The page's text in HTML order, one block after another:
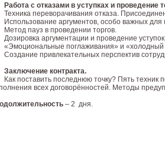
Работа с отказами в уступках и проведение
Техника переворачивания отказа.
Использование аргументов, особо важных для
Метод пауз в проведении торгов.
Дозировка аргументации и проведение
«Эмоциональные поглаживания» и «холодный
Создание привлекательных перспектив
Заключение контракта.
Как поставить последнюю точку? Пять
всех договорённостей. Методы
– 2 дня.